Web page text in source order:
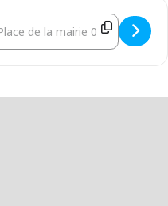
- Spectacle Les Gardiennes
Address - Spectacle